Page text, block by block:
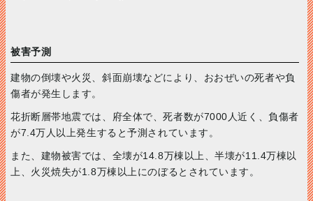
被害予測
建物の倒壊や火災、斜面崩壊などにより、おおぜいの死者や負
傷者が発生します。
花折断層帯地震では、府全体で、死者数が7000人近く、負傷者
が7.4万人以上発生すると予測されています。
また、建物被害では、全壊が14.8万棟以上、半壊が11.4万棟以
上、火災焼失が1.8万棟以上にのぼるとされています。